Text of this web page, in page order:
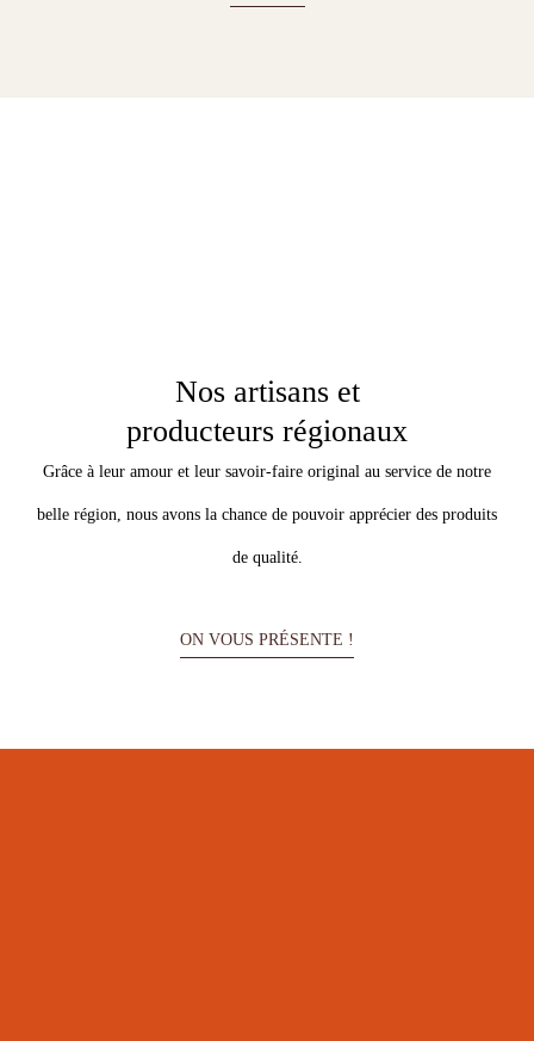
Nos artisans et
producteurs régionaux
Grâce à leur amour et leur savoir-faire original au service de notre
belle région, nous avons la chance de pouvoir apprécier des produits
de qualité.
ON VOUS PRÉSENTE !